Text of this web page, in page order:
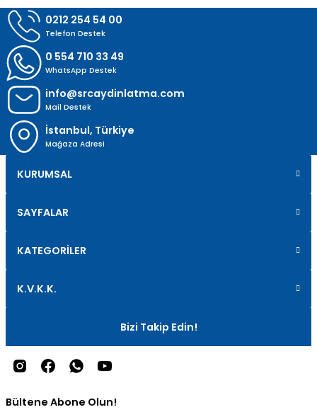
0212 254 54 00
Telefon Destek
0 554 710 33 49
WhatsApp Destek
info@srcaydinlatma.com
Mail Destek
İstanbul, Türkiye
Mağaza Adresi
KURUMSAL
SAYFALAR
KATEGORİLER
K.V.K.K.
Bizi Takip Edin!
Bültene Abone Olun!